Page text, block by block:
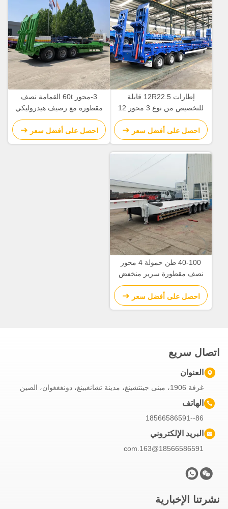
إطارات 12R22.5 قابلة
للتخصيص من نوع 3 محور 12
إطارات سرير منخفض نصف
مقطورة مع JOST 2.0 بوصة
كينغ بين
احصل على أفضل سعر
3-محور 60t القمامة نصف
مقطورة مع رصيف هيدروليكي
قاع السرير المنخفض مقطورة و
4/5/6mm سميكة صفيحة
الشبكة
احصل على أفضل سعر
40-100 طن حمولة 4 محور
نصف مقطورة سرير منخفض
مع 16 إطارات و 12R20 نموذج
إطارات JOST كينغبين مشبك أو
مصفح
احصل على أفضل سعر
اتصال سريع
العنوان
غرفة 1906، مبنى جينتشينغ، مدينة تشانغبينغ، دونغغغوان، الصين
الهاتف
86--18566586591
البريد الإلكتروني
18566586591@163.com
نشرتنا الإخبارية